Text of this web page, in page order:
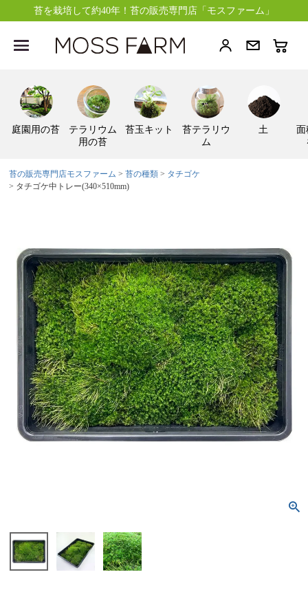
苔を栽培して約40年！苔の販売専門店「モスファーム」
庭園用の苔
テラリウム
用の苔
苔玉キット
苔テラリウ
ム
土
苔の販売専門店モスファーム 苔の種類
タチゴケ
タチゴケ中トレー(340×510mm)